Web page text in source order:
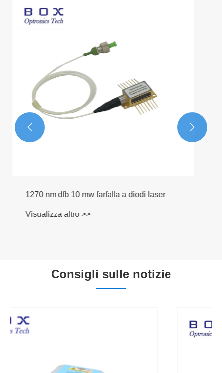
DIOO LASER DFB - farfalla da 1653 nm per
 
Consigli sulle notizie